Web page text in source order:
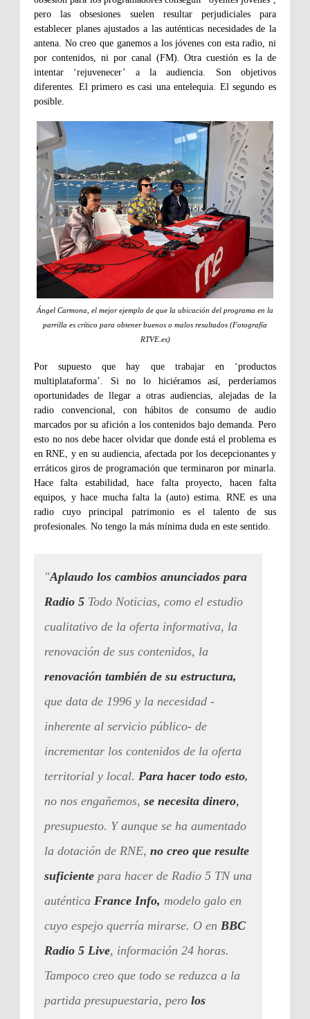
pero las obsesiones suelen resultar perjudiciales para
establecer planes ajustados a las auténticas necesidades de la
antena. No creo que ganemos a los jóvenes con esta radio, ni
por contenidos, ni por canal (FM). Otra cuestión es la de
intentar ‘rejuvenecer’ a la audiencia. Son objetivos
diferentes. El primero es casi una entelequia. El segundo es
posible.
Ángel Carmona, el mejor ejemplo de que la ubicación del programa en la
parrilla es crítico para obtener buenos o malos resultados (Fotografía
RTVE.es)
Por supuesto que hay que trabajar en ‘productos
multiplataforma’. Si no lo hiciéramos así, perderíamos
oportunidades de llegar a otras audiencias, alejadas de la
radio convencional, con hábitos de consumo de audio
marcados por su afición a los contenidos bajo demanda. Pero
esto no nos debe hacer olvidar que donde está el problema es
en RNE, y en su audiencia, afectada por los decepcionantes y
erráticos giros de programación que terminaron por minarla.
Hace falta estabilidad, hace falta proyecto, hacen falta
equipos, y hace mucha falta la (auto) estima. RNE es una
radio cuyo principal patrimonio es el talento de sus
profesionales. No tengo la más mínima duda en este sentido.
"Aplaudo los cambios anunciados para
Radio 5 Todo Noticias, como el estudio
cualitativo de la oferta informativa, la
renovación de sus contenidos, la
renovación también de su estructura,
que data de 1996 y la necesidad -
inherente al servicio público- de
incrementar los contenidos de la oferta
territorial y local. Para hacer todo esto,
no nos engañemos, se necesita dinero,
presupuesto. Y aunque se ha aumentado
la dotación de RNE, no creo que resulte
suficiente para hacer de Radio 5 TN una
auténtica France Info, modelo galo en
cuyo espejo querría mirarse. O en BBC
Radio 5 Live, información 24 horas.
Tampoco creo que todo se reduzca a la
partida presupuestaria, pero los